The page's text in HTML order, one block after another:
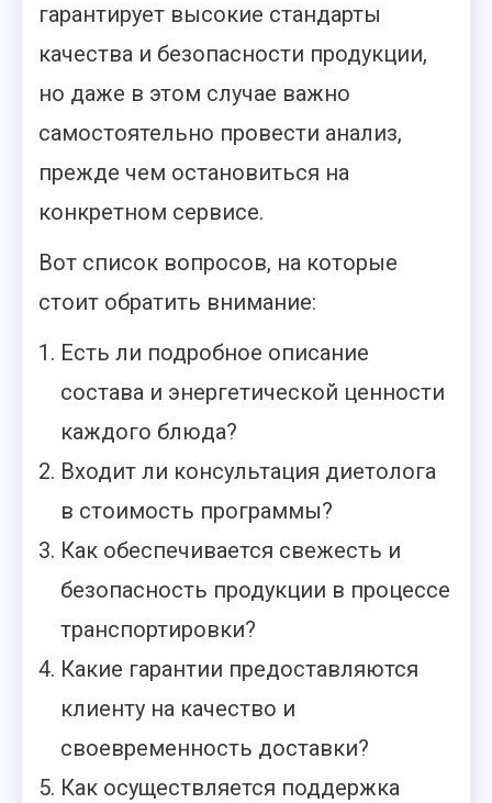
гарантирует высокие стандарты
качества и безопасности продукции,
но даже в этом случае важно
самостоятельно провести анализ,
прежде чем остановиться на
конкретном сервисе.
Вот список вопросов, на которые
стоит обратить внимание:
Есть ли подробное описание
состава и энергетической ценности
каждого блюда?
Входит ли консультация диетолога
в стоимость программы?
Как обеспечивается свежесть и
безопасность продукции в процессе
транспортировки?
Какие гарантии предоставляются
клиенту на качество и
своевременность доставки?
Как осуществляется поддержка